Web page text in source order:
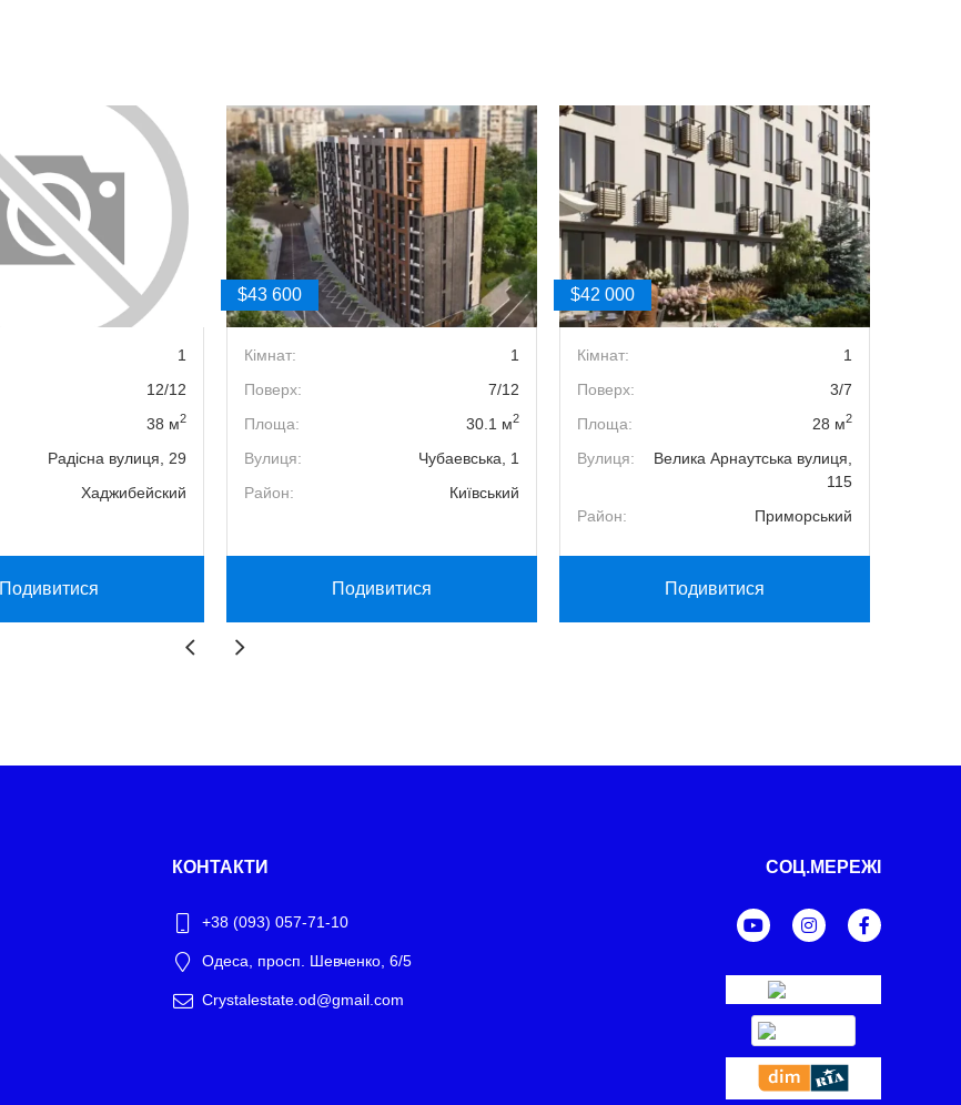
1
12/12
38 м2
Радісна вулиця, 29
Хаджибейский
Подивитися
$43 600
Кімнат:
1
Поверх:
7/12
Площа:
30.1 м2
Вулиця:
Чубаевська, 1
Район:
Київський
Подивитися
$42 000
Кімнат:
1
Поверх:
3/7
Площа:
28 м2
Вулиця:
Велика Арнаутська вулиця,
115
Район:
Приморський
Подивитися
КОНТАКТИ
+38 (093) 057-71-10
Одеса, просп. Шевченко, 6/5
Crystalestate.od@gmail.com
СОЦ.МЕРЕЖІ